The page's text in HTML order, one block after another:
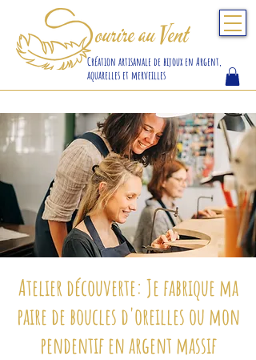
Sourire au Vent
Création artisanale de bijoux en Argent,
aquarelles et merveilles
Atelier découverte: Je fabrique ma
paire de boucles d'oreilles ou mon
pendentif en argent massif